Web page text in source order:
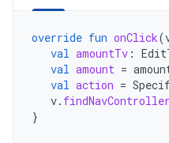
override fun onClick(
val amountTv :
val amount =
val action =
v. findNavController
}